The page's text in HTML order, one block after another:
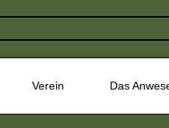
Verein Das